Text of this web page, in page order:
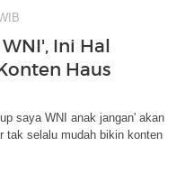
Ini Hal
Haus
saya WNI anak jangan' akan
tak selalu mudah bikin konten